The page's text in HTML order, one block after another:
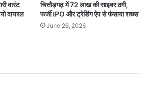
वारंट
वायरल
चित्तौड़गढ़ में 72 लाख की साइबर ठगी,
फर्जी IPO और ट्रेडिंग ऐप से फंसाया शख्स
June 26, 2026